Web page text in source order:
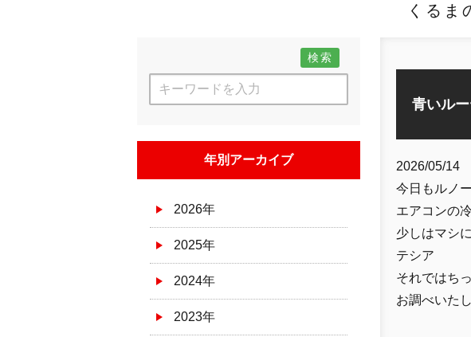
くるま
検索
年別アーカイブ
2026年
2025年
2024年
2023年
青いル
2026/05/14
今日もルノ
エアコンの
少しはマシ
テシア
それではち
お調べいた